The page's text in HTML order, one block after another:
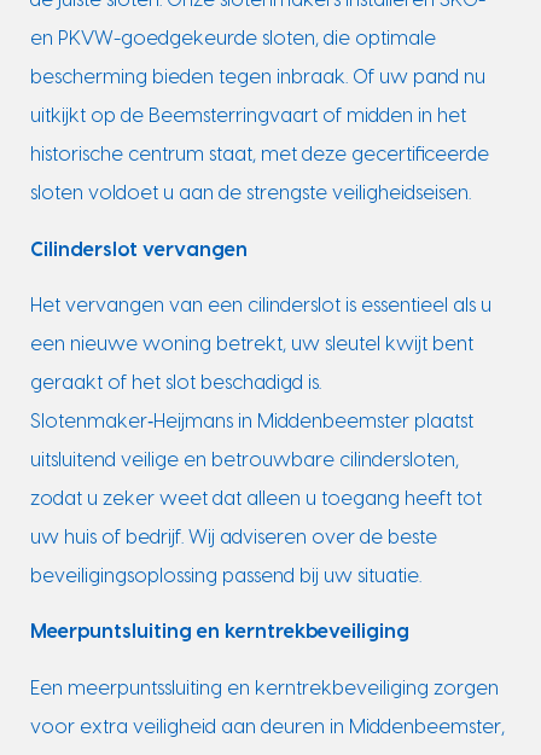
en PKVW-goedgekeurde sloten, die optimale
bescherming bieden tegen inbraak. Of uw pand nu
uitkijkt op de Beemsterringvaart of midden in het
historische centrum staat, met deze gecertificeerde
sloten voldoet u aan de strengste veiligheidseisen.
Cilinderslot vervangen
Het vervangen van een cilinderslot is essentieel als u
een nieuwe woning betrekt, uw sleutel kwijt bent
geraakt of het slot beschadigd is.
Slotenmaker‑Heijmans in Middenbeemster plaatst
uitsluitend veilige en betrouwbare cilindersloten,
zodat u zeker weet dat alleen u toegang heeft tot
uw huis of bedrijf. Wij adviseren over de beste
beveiligingsoplossing passend bij uw situatie.
Meerpuntsluiting en kerntrekbeveiliging
Een meerpuntssluiting en kerntrekbeveiliging zorgen
voor extra veiligheid aan deuren in Middenbeemster,